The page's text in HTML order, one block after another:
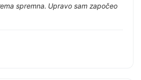
spremna. Upravo sam započeo